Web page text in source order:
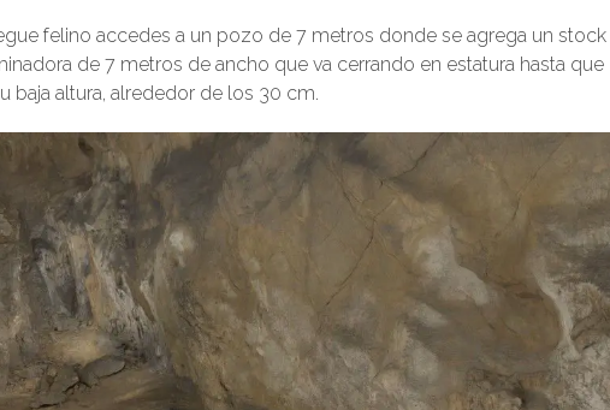
felino accedes a un pozo de 7 metros donde se agrega un stock
de 7 metros de ancho que va cerrando en estatura hasta que
baja altura, alrededor de los 30 cm.